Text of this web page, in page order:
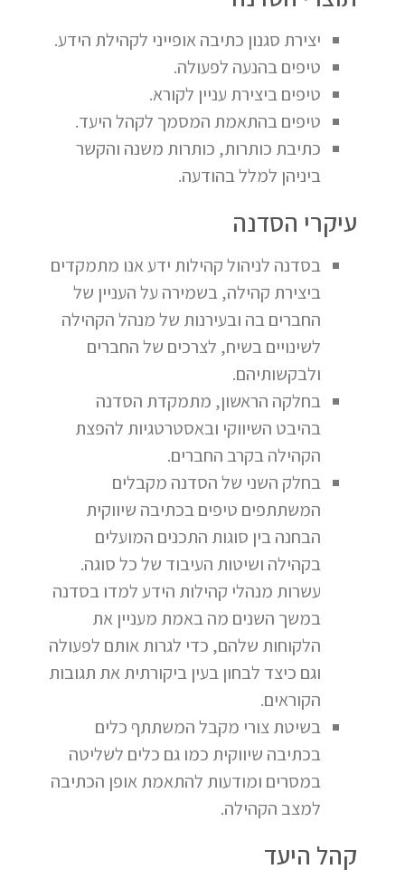
יצירת סגנון כתיבה אופייני לקהילת הידע.
טיפים בהנעה לפעולה.
טיפים ביצירת עניין לקורא.
טיפים בהתאמת המסמך לקהל היעד.
כתיבת כותרות, כותרות משנה והקשר
ביניהן למלל בהודעה.
עיקרי הסדנה
בסדנה לניהול קהילות ידע אנו מתמקדים
ביצירת קהילה, בשמירה על העניין של
החברים בה ובעירנות של מנהל הקהילה
לשינויים בשיח, לצרכים של החברים
ולבקשותיהם.
בחלקה הראשון, מתמקדת הסדנה
בהיבט השיווקי ובאסטרטגיות להפצת
הקהילה בקרב החברים.
בחלק השני של הסדנה מקבלים
המשתתפים טיפים בכתיבה שיווקית
הבחנה בין סוגות התכנים המועלים
בקהילה ושיטות העיבוד של כל סוגה.
עשרות מנהלי קהילות הידע למדו בסדנה
במשך השנים מה באמת מעניין את
הלקוחות שלהם, כדי לגרות אותם לפעולה
וגם כיצד לבחון בעין ביקורתית את תגובות
הקוראים.
בשיטת צורי מקבל המשתתף כלים
בכתיבה שיווקית כמו גם כלים לשליטה
במסרים ומודעות להתאמת אופן הכתיבה
למצב הקהילה.
קהל היעד